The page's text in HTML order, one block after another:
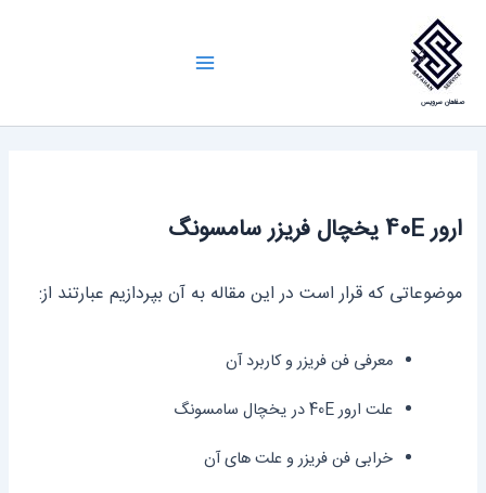
محتواصفاهان سرویس
ارور 40E یخچال فریزر سامسونگ
موضوعاتی که قرار است در این مقاله به آن بپردازیم عبارتند از:
معرفی فن فریزر و کاربرد آن
علت ارور 40E در یخچال سامسونگ
خرابی فن فریزر و علت‌ های آن